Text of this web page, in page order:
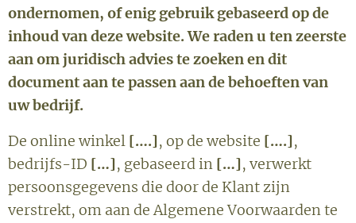
ondernomen, of enig gebruik gebaseerd op de
inhoud van deze website. We raden u ten zeerste
aan om juridisch advies te zoeken en dit
document aan te passen aan de behoeften van
uw bedrijf.
De online winkel [….], op de website [….],
bedrijfs-ID […], gebaseerd in […], verwerkt
persoonsgegevens die door de Klant zijn
verstrekt, om aan de Algemene Voorwaarden te